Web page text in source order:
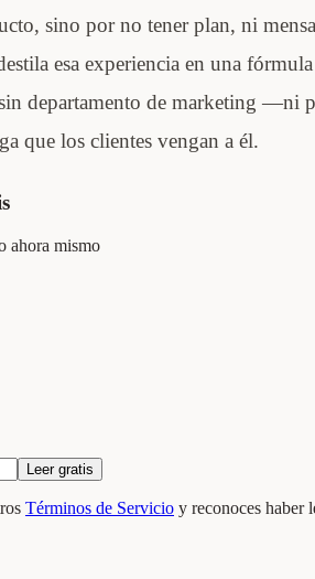
sino por no tener plan, ni
esa experiencia en una
departamento de marketing —ni
que los clientes vengan a él.
ahora mismo
Leer gratis
Términos de Servicio y reconoces haber